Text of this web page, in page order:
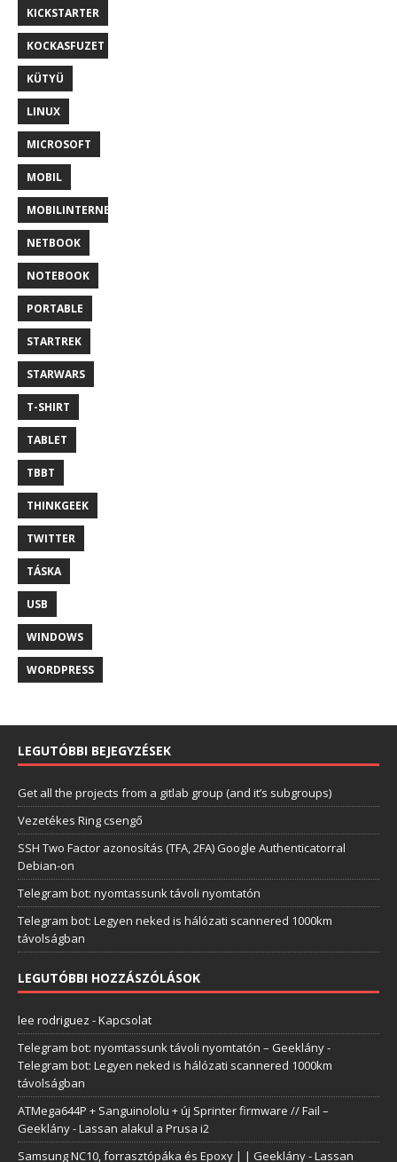
KICKSTARTER
KOCKASFUZET
KÜTYÜ
LINUX
MICROSOFT
MOBIL
MOBILINTERNET
NETBOOK
NOTEBOOK
PORTABLE
STARTREK
STARWARS
T-SHIRT
TABLET
TBBT
THINKGEEK
TWITTER
TÁSKA
USB
WINDOWS
WORDPRESS
LEGUTÓBBI BEJEGYZÉSEK
Get all the projects from a gitlab group (and it’s subgroups)
Vezetékes Ring csengő
SSH Two Factor azonosítás (TFA, 2FA) Google Authenticatorral
Debian-on
Telegram bot: nyomtassunk távoli nyomtatón
Telegram bot: Legyen neked is hálózati scannered 1000km
távolságban
LEGUTÓBBI HOZZÁSZÓLÁSOK
lee rodriguez -Kapcsolat
Telegram bot: nyomtassunk távoli nyomtatón – Geeklány-
Telegram bot: Legyen neked is hálózati scannered 1000km
távolságban
ATMega644P + Sanguinololu + új Sprinter firmware // Fail –
Geeklány-Lassan alakul a Prusa i2
Samsung NC10, forrasztópáka és Epoxy | | Geeklány-Lassan